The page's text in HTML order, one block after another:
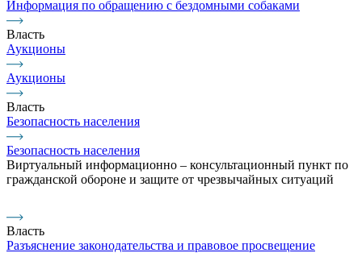
Информация по обращению с бездомными собаками
Власть
Аукционы
Аукционы
Власть
Безопасность населения
Безопасность населения
Виртуальный информационно – консультационный пункт по
гражданской обороне и защите от чрезвычайных ситуаций
Власть
Разъяснение законодательства и правовое просвещение